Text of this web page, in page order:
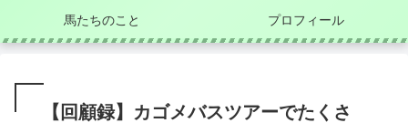
馬たちのこと プロフィール
【回顧録】カゴメバスツアーでたくさ